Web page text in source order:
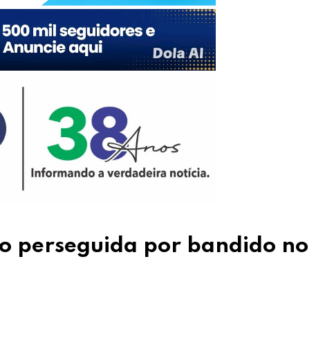
perseguida por bandido no